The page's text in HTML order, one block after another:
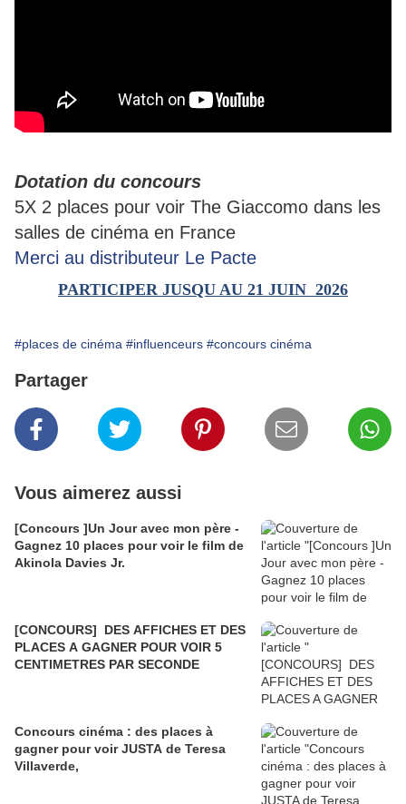
Dotation du concours
5X 2 places pour voir The Giaccomo dans les
salles de cinéma en France
Merci au distributeur Le Pacte
PARTICIPER JUSQU AU 21 JUIN 2026
#places de cinéma #influenceurs #concours cinéma
Partager
Vous aimerez aussi
[Concours ]Un Jour avec mon père -
Gagnez 10 places pour voir le film de
Akinola Davies Jr.
[CONCOURS] DES AFFICHES ET DES
PLACES A GAGNER POUR VOIR 5
CENTIMETRES PAR SECONDE
Concours cinéma : des places à
gagner pour voir JUSTA de Teresa
Villaverde,